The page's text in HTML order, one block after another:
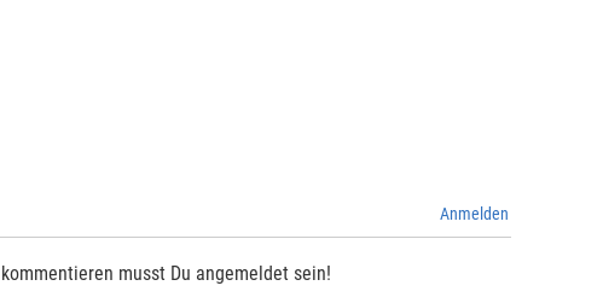
Anmelden
musst Du angemeldet sein!